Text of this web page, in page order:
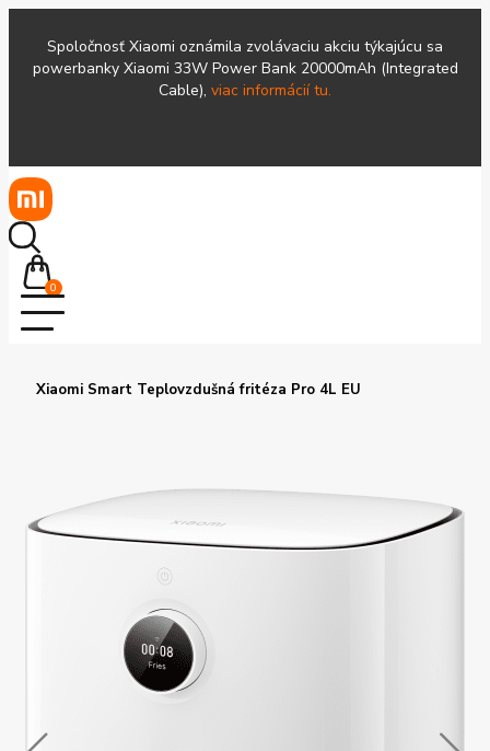
Spoločnosť Xiaomi oznámila zvolávaciu akciu týkajúcu sa
powerbanky Xiaomi 33W Power Bank 20000mAh (Integrated
Cable), viac informácií tu.
0
Xiaomi Smart Teplovzdušná fritéza Pro 4L EU